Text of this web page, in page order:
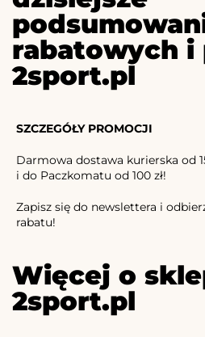
rabatowych i
2sport.pl
SZCZEGÓŁY PROMOCJI
Darmowa dostawa kurierska od
i do Paczkomatu od 100 zł!
Zapisz się do newslettera i
rabatu!
Więcej o
2sport.pl